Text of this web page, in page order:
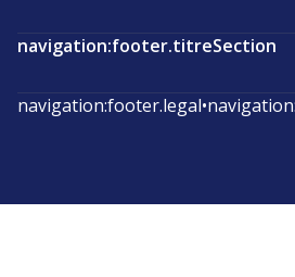
navigation:footer.titreSection
navigation:footer.legal•